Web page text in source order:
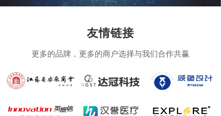
友情链接
更多的品牌，更多的商户选择与我们合作共赢